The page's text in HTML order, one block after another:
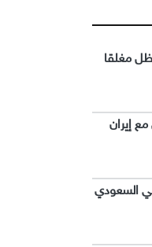
مغلقا
إيران
السعودي